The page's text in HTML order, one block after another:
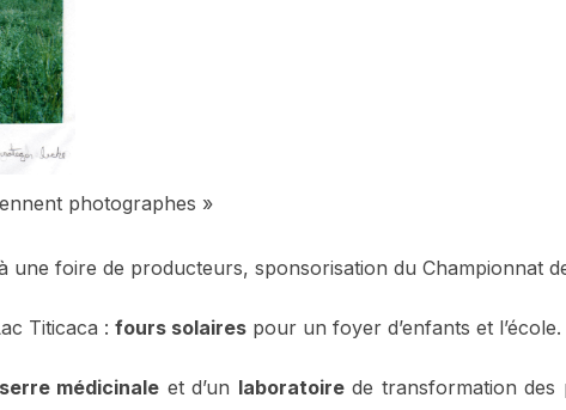
photographes »
une foire de producteurs, sponsorisation du Championnat
Titicaca : fours solaires pour un foyer d’enfants et l’école.
serre médicinale et d’un laboratoirede transformation des